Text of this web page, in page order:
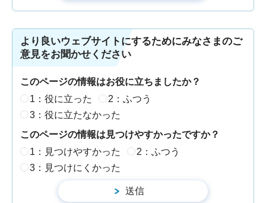
より良いウェブサイトにするためにみなさまのご
意見をお聞かせください
このページの情報はお役に立ちましたか？
1：役に立った
2：ふつう
3：役に立たなかった
このページの情報は見つけやすかったですか？
1：見つけやすかった
2：ふつう
3：見つけにくかった